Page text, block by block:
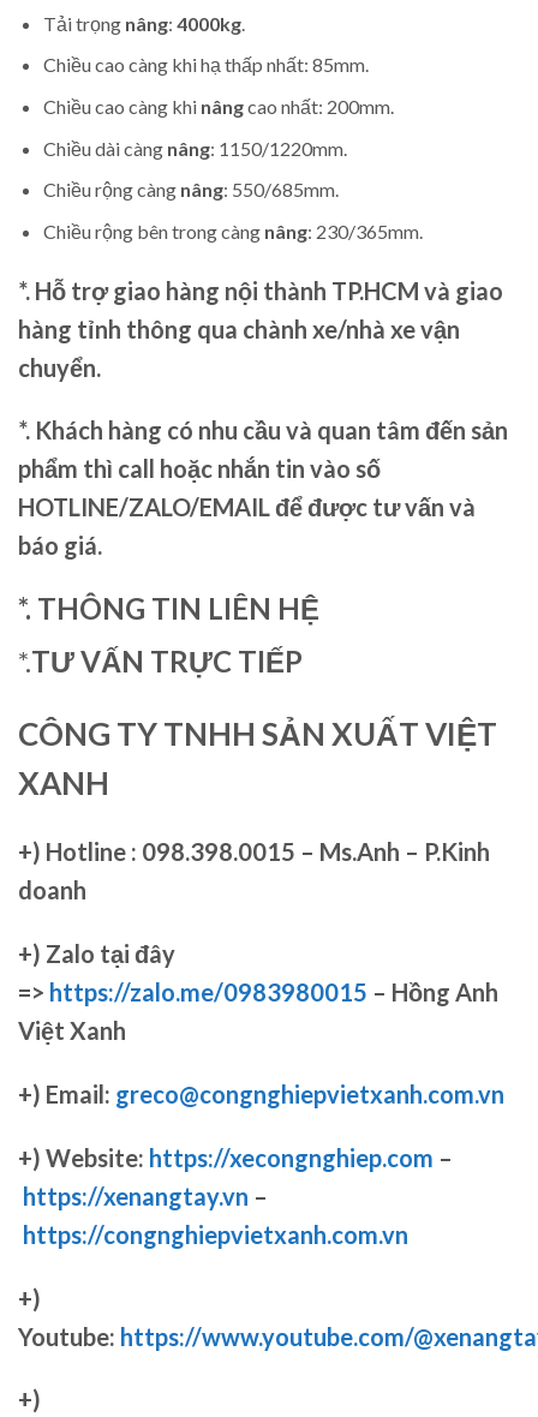
Tải trọng nâng: 4000kg.
Chiều cao càng khi hạ thấp nhất: 85mm.
Chiều cao càng khi nângcao nhất: 200mm.
Chiều dài càng nâng: 1150/1220mm.
Chiều rộng càng nâng: 550/685mm.
Chiều rộng bên trong càng nâng: 230/365mm.
*. Hỗ trợ giao hàng nội thành TP.HCM và giao
hàng tỉnh thông qua chành xe/nhà xe vận
chuyển.
*. Khách hàng có nhu cầu và quan tâm đến sản
phẩm thì call hoặc nhắn tin vào số
HOTLINE/ZALO/EMAIL để được tư vấn và
báo giá.
*. THÔNG TIN LIÊN HỆ
*.TƯ VẤN TRỰC TIẾP
CÔNG TY TNHH SẢN XUẤT VIỆT
XANH
+) Hotline : 098.398.0015 – Ms.Anh – P.Kinh
doanh
+) Zalo tại đây
=> https://zalo.me/0983980015 – Hồng Anh
Việt Xanh
+) Email: greco@congnghiepvietxanh.com.vn
+) Website: https://xecongnghiep.com –
https://xenangtay.vn –
https://congnghiepvietxanh.com.vn
+)
Youtube: https://www.youtube.com/
+)